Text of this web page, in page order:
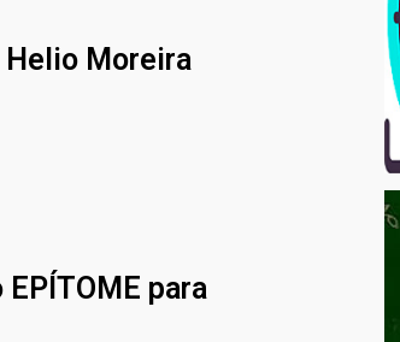
Helio Moreira
para